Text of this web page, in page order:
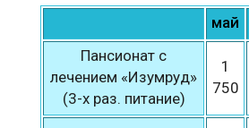
май
Пансионат с
лечением «Изумруд»
(3-х раз. питание)
1
750